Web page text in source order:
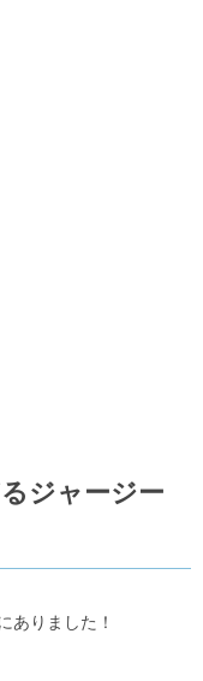
ジャージー
ありました！